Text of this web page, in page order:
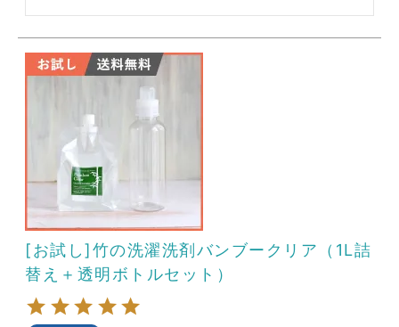
[お試し]竹の洗濯洗剤バンブークリア（1L詰
替え＋透明ボトルセット）